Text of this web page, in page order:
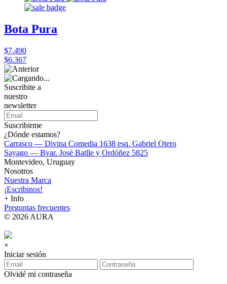
Bota Pura
$7.490
$6.367
Suscribite a
nuestro
newsletter
Suscribirme
¿Dónde estamos?
Carrasco — Divina Comedia 1638 esq. Gabriel Otero
Sayago — Bvar. José Batlle y Ordóñez 5825
Montevideo, Uruguay
Nosotros
Nuestra Marca
¡Escribinos!
+ Info
Preguntas frecuentes
© 2026 AURA
×
Iniciar sesión
Olvidé mi contraseña